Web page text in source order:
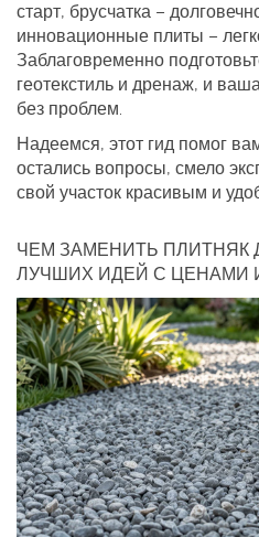
старт, брусчатка –
инновационные плиты –
Заблаговременно
геотекстиль и дренаж, и
без проблем.
Надеемся, этот гид помог
остались вопросы, смело
свой участок красивым и
ЧЕМ ЗАМЕНИТЬ ПЛИТНЯК
ЛУЧШИХ ИДЕЙ С ЦЕНАМИ